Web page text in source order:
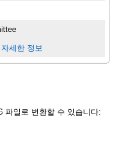
세한 정보
파일로 변환할 수 있습니다: